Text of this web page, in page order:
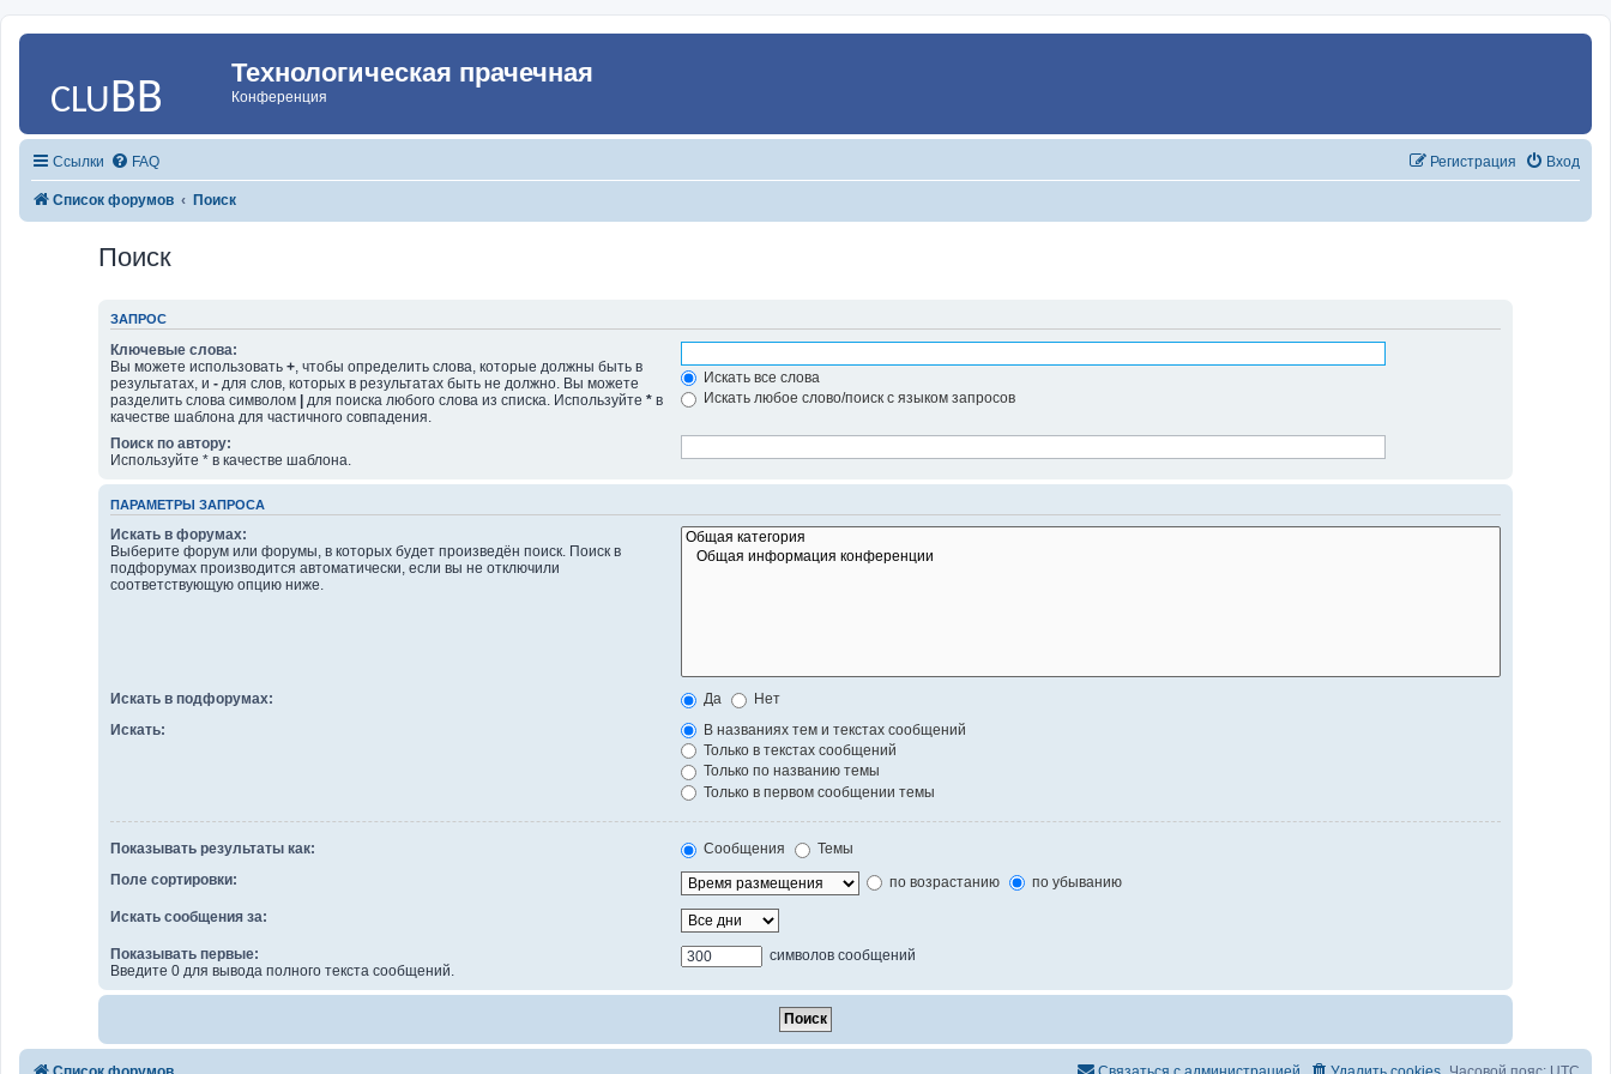
Технологическая прачечная
Конференция
Ссылки FAQ Вход
Регистрация
Список форумов Поиск
Поиск
ЗАПРОС
Ключевые слова:
Вы можете использовать +, чтобы определить слова, которые должны быть в
результатах, и -для слов, которых в результатах быть не должно. Вы можете
разделить слова символом
для поиска любого слова из списка. Используйте *в
качестве шаблона для частичного совпадения.
Искать все слова
Искать любое слово/поиск с языком запросов
Поиск по автору:
Используйте * в качестве шаблона.
ПАРАМЕТРЫ ЗАПРОСА
Искать в форумах:
Выберите форум или форумы, в которых будет произведён поиск. Поиск в
подфорумах производится автоматически, если вы не отключили
соответствующую опцию ниже.
Искать в подфорумах: Да
Нет
Искать:
В названиях тем и текстах сообщений
Только в текстах сообщений
Только по названию темы
Только в первом сообщении темы
Показывать результаты как: Сообщения
Темы
Поле сортировки:
по возрастанию по убыванию
Искать сообщения за:
Показывать первые:
Введите 0 для вывода полного текста сообщений.
символов сообщений